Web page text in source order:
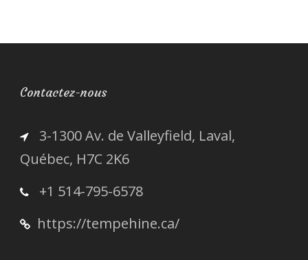
Contactez-nous
3-1300 Av. de Valleyfield, Laval,
Québec, H7C 2K6
+1 514-795-6578
https://tempehine.ca/